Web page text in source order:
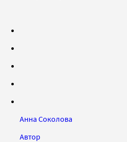
Анна Соколова
Автор